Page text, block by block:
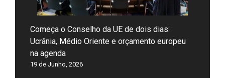
Começa o Conselho da UE de dois dias:
Ucrânia, Médio Oriente e orçamento europeu
na agenda
19 de Junho, 2026